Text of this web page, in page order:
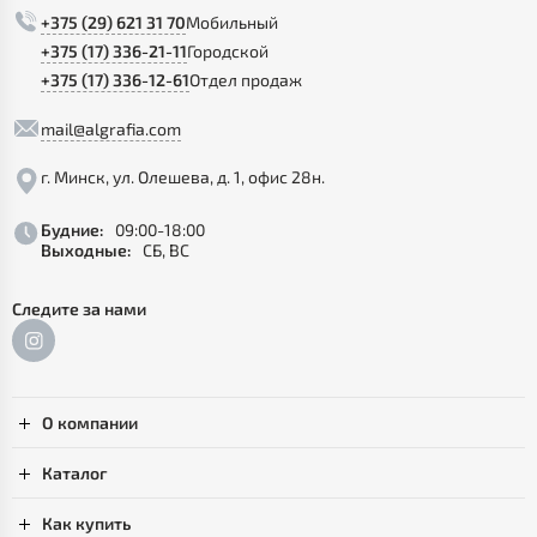
+375 (29) 621 31 70Мобильный
+375 (17) 336-21-11Городской
+375 (17) 336-12-61Отдел продаж
mail@algrafia.com
г. Минск, ул. Олешева, д. 1, офис 28н.
Будние:
09:00-18:00
Выходные: СБ, ВС
Следите за нами
О компании
Каталог
Как купить